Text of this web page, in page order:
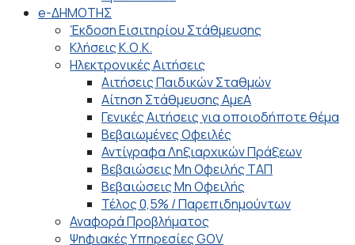
e-ΔΗΜΟΤΗΣ
Έκδοση Εισιτηρίου Στάθμευσης
Κλήσεις Κ.Ο.Κ.
Ηλεκτρονικές Αιτήσεις
Αιτήσεις Παιδικών Σταθμών
Αίτηση Στάθμευσης ΑμεΑ
Γενικές Αιτήσεις για οποιοδήποτε θέμα
Βεβαιωμένες Οφειλές
Αντίγραφα Ληξιαρχικών Πράξεων
Βεβαιώσεις Μη Οφειλής ΤΑΠ
Βεβαιώσεις Μη Οφειλής
Τέλος 0,5% / Παρεπιδημούντων
Αναφορά Προβλήματος
Ψηφιακές Υπηρεσίες GOV